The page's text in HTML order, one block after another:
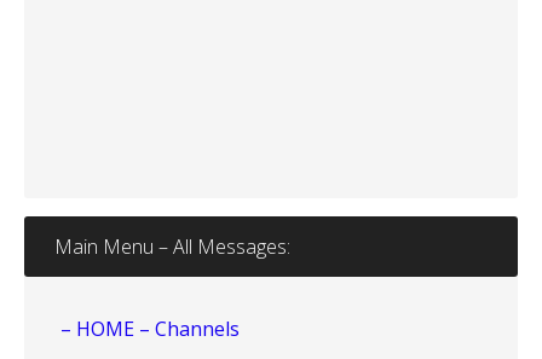
Main Menu – All Messages:
– HOME – Channels